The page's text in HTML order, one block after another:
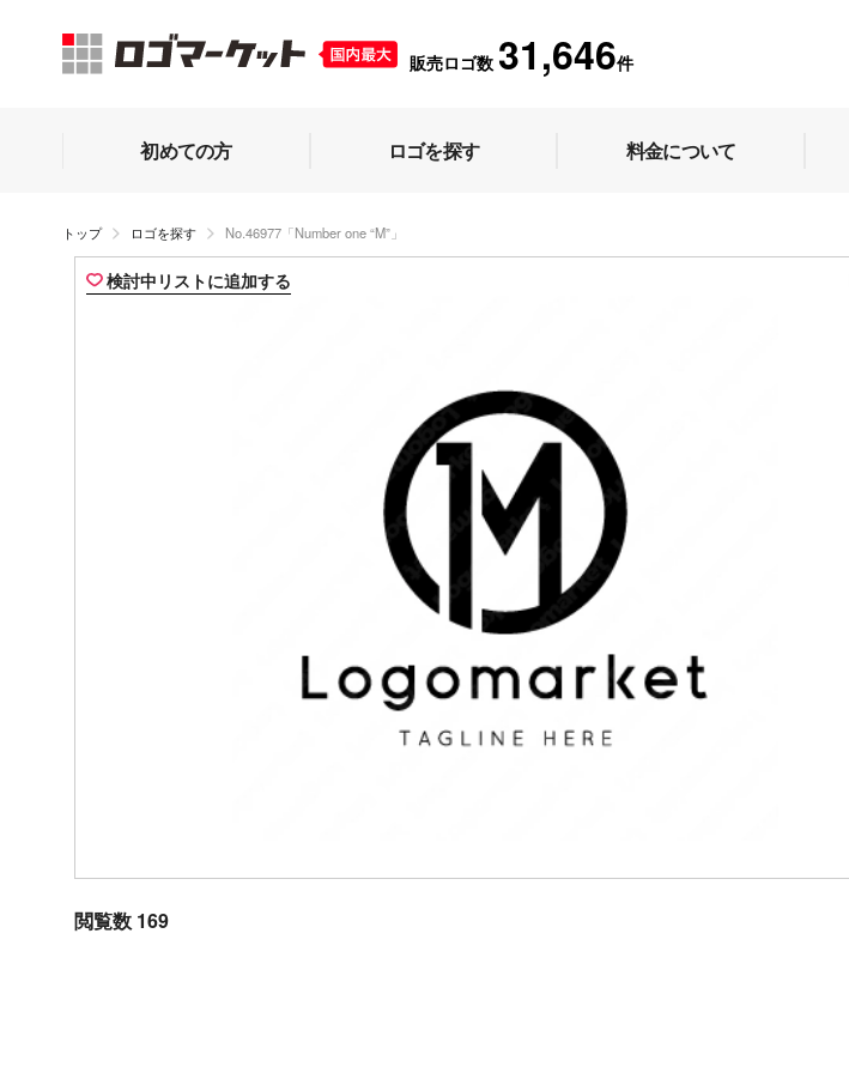
販売ロゴ数 31,646件
初めての方 ロゴを探す 料金について
トップ ロゴを探す No.46977「Number one “M”」
検討中リストに追加する
閲覧数 169